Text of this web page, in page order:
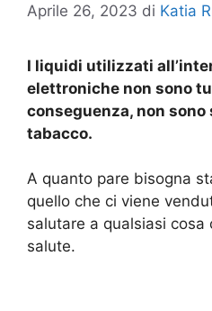
Aprile 26, 2023 di Katia
I liquidi utilizzati
elettroniche non sono
conseguenza, non
tabacco.
A quanto pare bisogna
quello che ci viene
salutare a qualsiasi
salute.